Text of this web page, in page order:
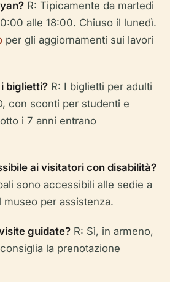
R: Tipicamente da martedì
alle 18:00. Chiuso il lunedì.
per gli aggiornamenti sui lavori
biglietti? R: I biglietti per adulti
con sconti per studenti e
i 7 anni entrano
ai visitatori con disabilità?
sono accessibili alle sedie a
museo per assistenza.
guidate? R: Sì, in armeno,
la prenotazione